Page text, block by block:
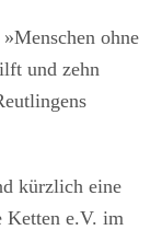
ohne
und zehn
kürzlich eine
Ketten e.V. im